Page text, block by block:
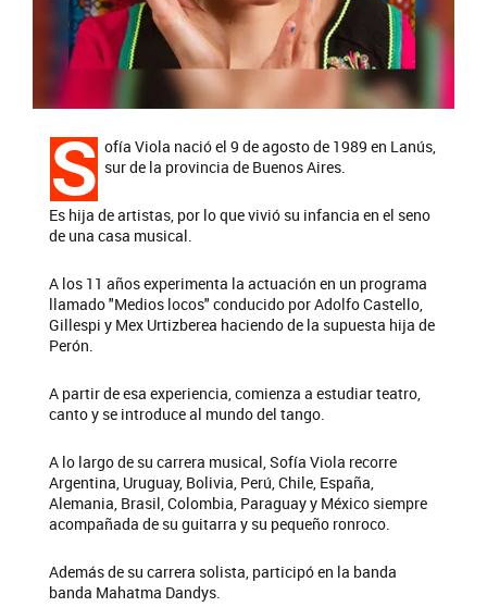
S ofía Viola nació el 9 de agosto de 1989 en Lanús,
sur de la provincia de Buenos Aires.
Es hija de artistas, por lo que vivió su infancia en el seno
de una casa musical.
A los 11 años experimenta la actuación en un programa
llamado "Medios locos" conducido por Adolfo Castello,
Gillespi y Mex Urtizberea haciendo de la supuesta hija de
Perón.
A partir de esa experiencia, comienza a estudiar teatro,
canto y se introduce al mundo del tango.
A lo largo de su carrera musical, Sofía Viola recorre
Argentina, Uruguay, Bolivia, Perú, Chile, España,
Alemania, Brasil, Colombia, Paraguay y México siempre
acompañada de su guitarra y su pequeño ronroco.
Además de su carrera solista, participó en la banda
banda Mahatma Dandys.